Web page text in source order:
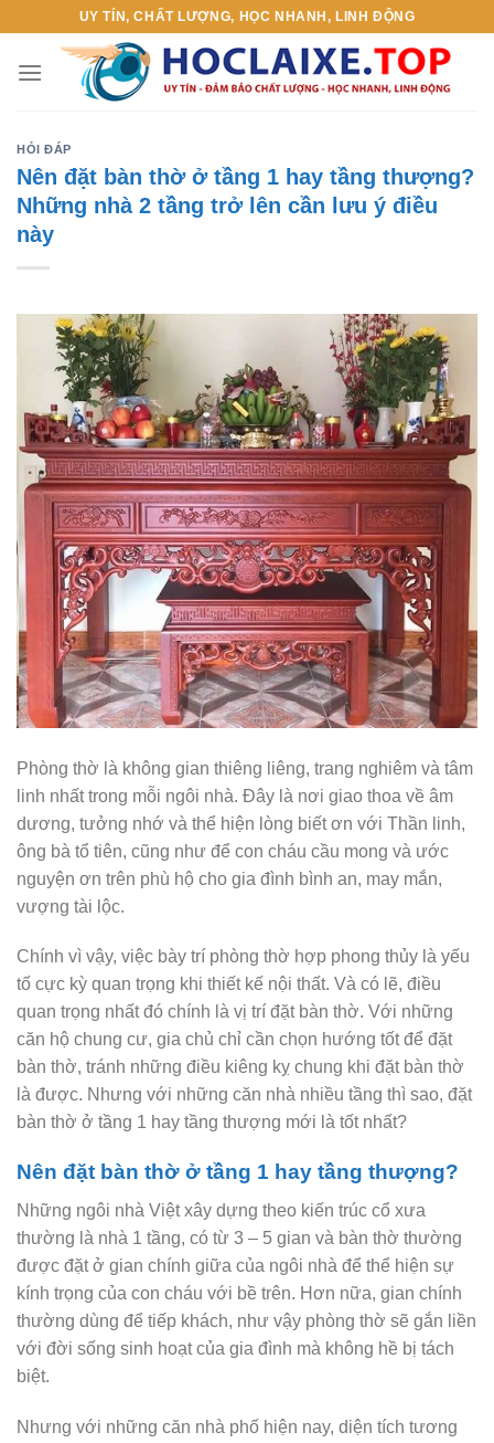
content
UY TÍN, CHẤT LƯỢNG, HỌC NHANH, LINH ĐỘNG
HỎI ĐÁP
Nên đặt bàn thờ ở tầng 1 hay tầng thượng?
Những nhà 2 tầng trở lên cần lưu ý điều
này
Phòng thờ là không gian thiêng liêng, trang nghiêm và tâm
linh nhất trong mỗi ngôi nhà. Đây là nơi giao thoa về âm
dương, tưởng nhớ và thể hiện lòng biết ơn với Thần linh,
ông bà tổ tiên, cũng như để con cháu cầu mong và ước
nguyện ơn trên phù hộ cho gia đình bình an, may mắn,
vượng tài lộc.
Chính vì vậy, việc bày trí phòng thờ hợp phong thủy là yếu
tố cực kỳ quan trọng khi thiết kế nội thất. Và có lẽ, điều
quan trọng nhất đó chính là vị trí đặt bàn thờ. Với những
căn hộ chung cư, gia chủ chỉ cần chọn hướng tốt để đặt
bàn thờ, tránh những điều kiêng kỵ chung khi đặt bàn thờ
là được. Nhưng với những căn nhà nhiều tầng thì sao, đặt
bàn thờ ở tầng 1 hay tầng thượng mới là tốt nhất?
Nên đặt bàn thờ ở tầng 1 hay tầng thượng?
Những ngôi nhà Việt xây dựng theo kiến trúc cổ xưa
thường là nhà 1 tầng, có từ 3 – 5 gian và bàn thờ thường
được đặt ở gian chính giữa của ngôi nhà để thể hiện sự
kính trọng của con cháu với bề trên. Hơn nữa, gian chính
thường dùng để tiếp khách, như vậy phòng thờ sẽ gắn liền
với đời sống sinh hoạt của gia đình mà không hề bị tách
biệt.
Nhưng với những căn nhà phố hiện nay, diện tích tương